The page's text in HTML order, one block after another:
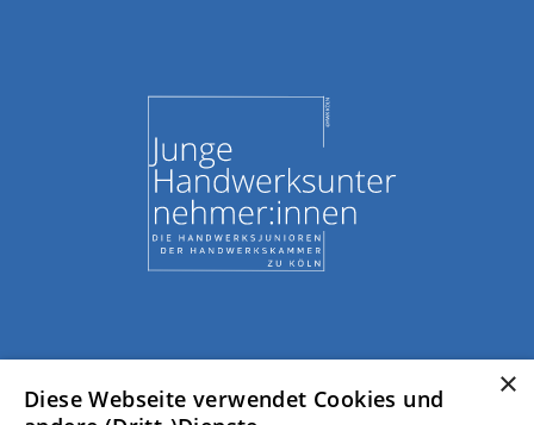
×
Diese Webseite verwendet Cookies und